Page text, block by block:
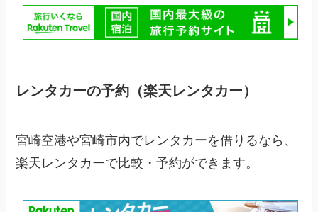
レンタカーの予約（楽天レンタカー）
宮崎空港や宮崎市内でレンタカーを借りるなら、
楽天レンタカーで比較・予約ができます。